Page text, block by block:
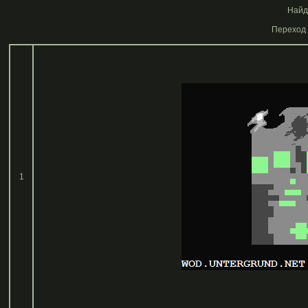
Переход
1